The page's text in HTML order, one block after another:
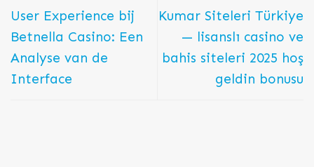
User Experience bij
Betnella Casino: Een
Analyse van de
Interface
Kumar Siteleri Türkiye
— lisanslı casino ve
bahis siteleri 2025 hoş
geldin bonusu